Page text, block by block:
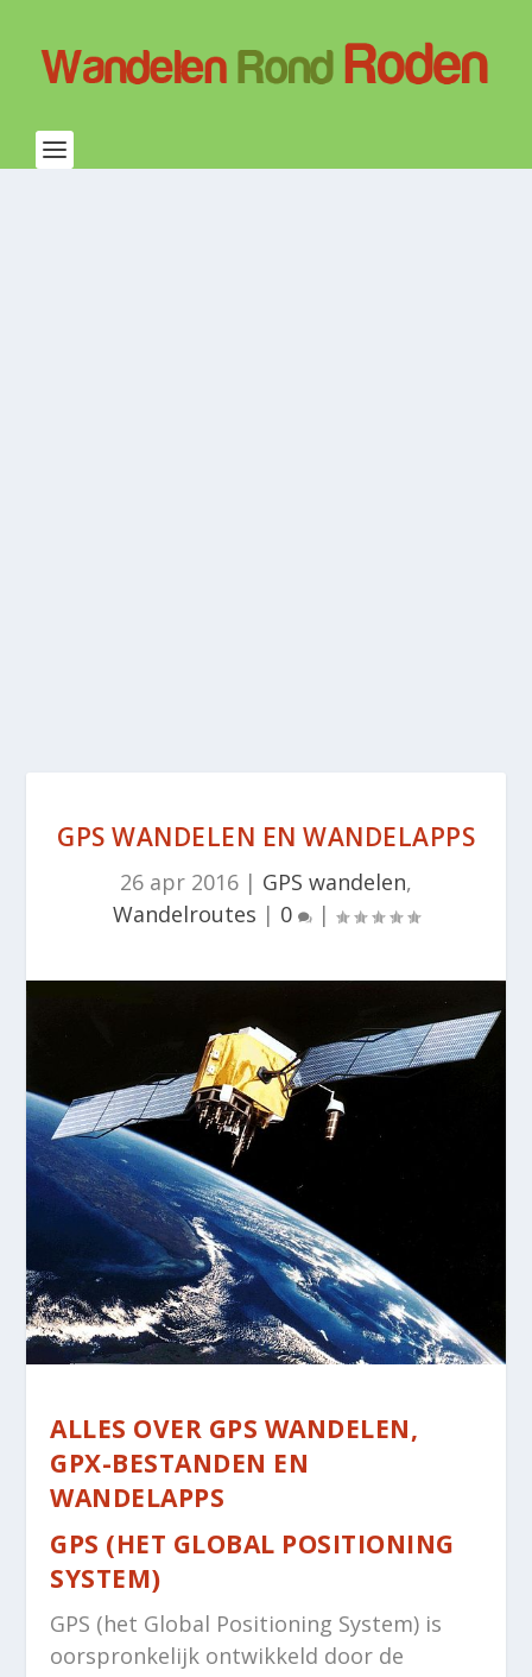
GPS WANDELEN EN WANDELAPPS
26 apr 2016 | GPS wandelen,
Wandelroutes | 0 |
ALLES OVER GPS WANDELEN,
GPX-BESTANDEN EN
WANDELAPPS
GPS (HET GLOBAL POSITIONING
SYSTEM)
GPS (het Global Positioning System) is
oorspronkelijk ontwikkeld door de